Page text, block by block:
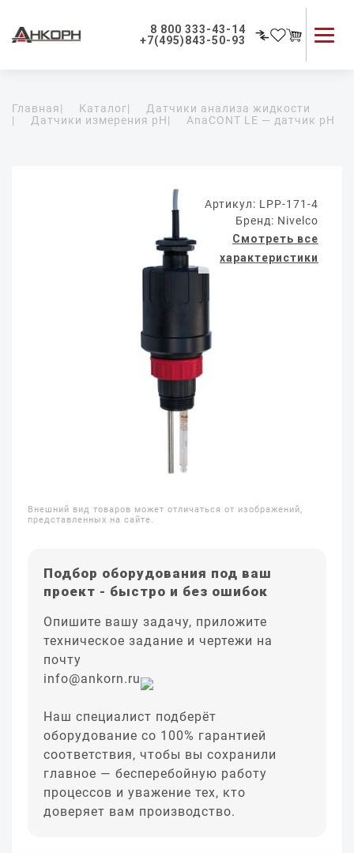
8 800 333-43-14
+7(495)843-50-93
Применение приборов
Главная| Каталог|
Датчики анализа жидкости
|
Датчики измерения pH| AnaCONT LE — датчик pH
Артикул: LPP-171-4
Бренд: Nivelco
Смотреть все
характеристики
Внешний вид товаров может отличаться от изображений,
представленных на сайте.
Подбор оборудования под ваш
проект - быстро и без ошибок
Опишите вашу задачу, приложите
техническое задание и чертежи на
почту
info@ankorn.ru
Наш специалист подберёт
оборудование со 100% гарантией
соответствия, чтобы вы сохранили
главное — бесперебойную работу
процессов и уважение тех, кто
доверяет вам производство.